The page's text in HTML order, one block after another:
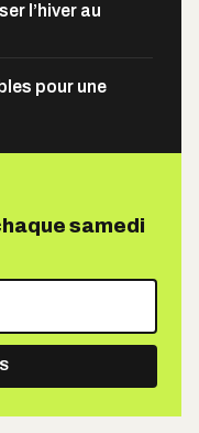
l’hiver au
pour une
samedi